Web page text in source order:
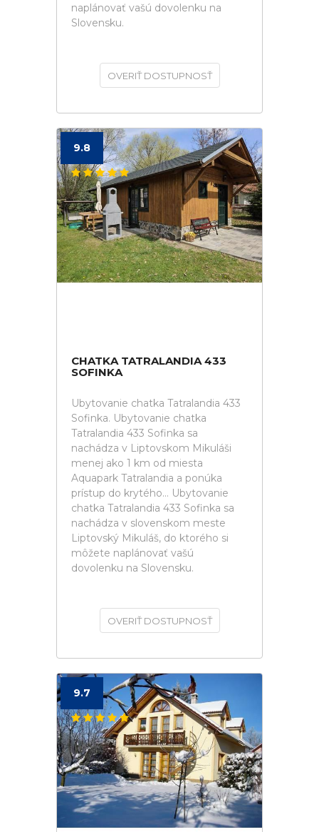
naplánovať vašú dovolenku na
Slovensku.
OVERIŤ DOSTUPNOSŤ
9.8
CHATKA TATRALANDIA 433
SOFINKA
Ubytovanie chatka Tatralandia 433
Sofinka. Ubytovanie chatka
Tatralandia 433 Sofinka sa
nachádza v Liptovskom Mikuláši
menej ako 1 km od miesta
Aquapark Tatralandia a ponúka
prístup do krytého... Ubytovanie
chatka Tatralandia 433 Sofinka sa
nachádza v slovenskom meste
Liptovský Mikuláš, do ktorého si
môžete naplánovať vašú
dovolenku na Slovensku.
OVERIŤ DOSTUPNOSŤ
9.7